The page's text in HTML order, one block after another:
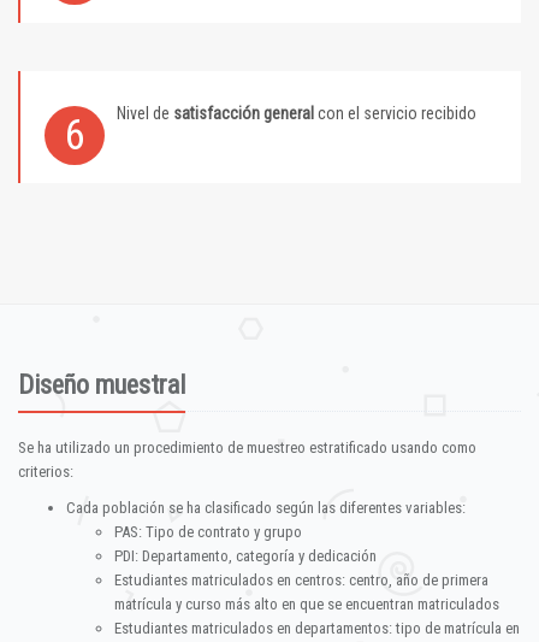
6 Nivel de satisfacción general con el servicio recibido
Diseño muestral
Se ha utilizado un procedimiento de muestreo estratificado usando como
criterios:
Cada población se ha clasificado según las diferentes variables:
PAS: Tipo de contrato y grupo
PDI: Departamento, categoría y dedicación
Estudiantes matriculados en centros: centro, año de primera
matrícula y curso más alto en que se encuentran matriculados
Estudiantes matriculados en departamentos: tipo de matrícula en